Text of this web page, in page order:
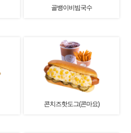
골뱅이비빔국수
콘치즈핫도그(콘마요)